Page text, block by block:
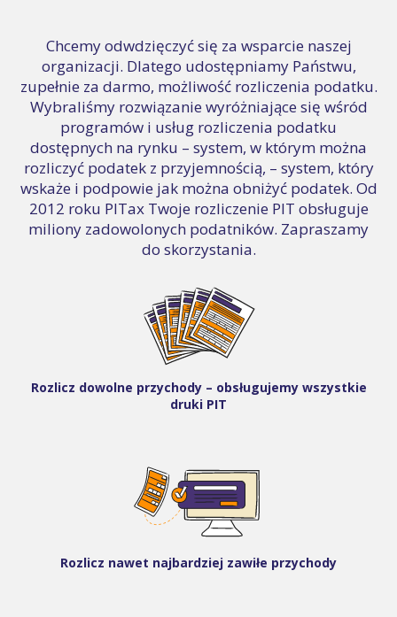
Chcemy odwdzięczyć się za wsparcie naszej
organizacji. Dlatego udostępniamy Państwu,
zupełnie za darmo, możliwość rozliczenia podatku.
Wybraliśmy rozwiązanie wyróżniające się wśród
programów i usług rozliczenia podatku
dostępnych na rynku – system, w którym można
rozliczyć podatek z przyjemnością, – system, który
wskaże i podpowie jak można obniżyć podatek. Od
2012 roku PITax Twoje rozliczenie PIT obsługuje
miliony zadowolonych podatników. Zapraszamy
do skorzystania.
Rozlicz dowolne przychody – obsługujemy wszystkie
druki PIT
Rozlicz nawet najbardziej zawiłe przychody